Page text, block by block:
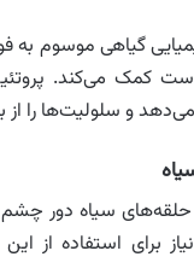
گیاهی موسوم به
کمک می‌کند.
و سلولیت‌ها را از
حلقه‌های سیاه دور
برای استفاده از